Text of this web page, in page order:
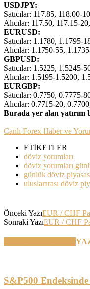
USDJPY:
Satıcılar: 117.85, 118.00-
Alıcılar: 117.50, 117.15-
EURUSD:
Satıcılar: 1.1780,
Alıcılar: 1.1750-55,
GBPUSD:
Satıcılar: 1.5225, 1.5245-
Alıcılar: 1.5195-1.5200,
EURGBP:
Satıcılar: 0.7750, 0.7775-
Alıcılar: 0.7715-20,
Burada yer alan yatırım
Canlı Forex Haber ve
ETİKETLER
döviz yorumları
döviz yorumları
günlük döviz
uluslararası döviz
Önceki YazıEUR / CHF
Sonraki YazıEUR / CHF
S&P500